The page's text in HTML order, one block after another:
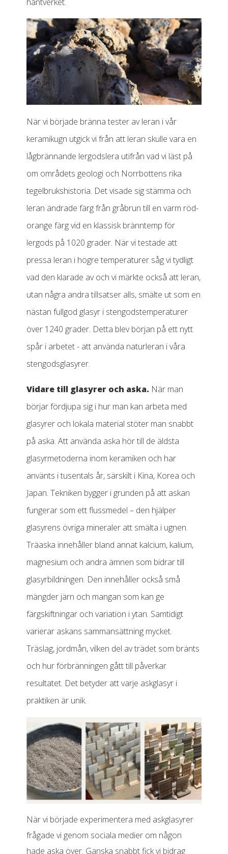
När vi började bränna tester av leran i vår
keramikugn utgick vi från att leran skulle vara en
lågbrännande lergodslera utifrån vad vi läst på
om områdets geologi och Norrbottens rika
tegelbrukshistoria. Det visade sig stämma och
leran ändrade färg från gråbrun till en varm röd-
orange färg vid en klassisk bränntemp för
lergods på 1020 grader. När vi testade att
pressa leran i högre temperaturer såg vi tydligt
vad den klarade av och vi märkte också att leran,
utan några andra tillsatser alls, smälte ut som en
nästan fullgod glasyr i stengodstemperaturer
över 1240 grader. Detta blev början på ett nytt
spår i arbetet - att använda naturleran i våra
stengodsglasyrer.
Vidare till glasyrer och aska. När man
börjar fördjupa sig i hur man kan arbeta med
glasyrer och lokala material stöter man snabbt
på aska. Att använda aska hör till de äldsta
glasyrmetoderna inom keramiken och har
använts i tusentals år, särskilt i Kina, Korea och
Japan. Tekniken bygger i grunden på att askan
fungerar som ett flussmedel – den hjälper
glasyrens övriga mineraler att smälta i ugnen.
Träaska innehåller bland annat kalcium, kalium,
magnesium och andra ämnen som bidrar till
glasyrbildningen. Den innehåller också små
mängder järn och mangan som kan ge
färgskiftningar och variation i ytan. Samtidigt
varierar askans sammansättning mycket.
Träslag, jordmån, vilken del av trädet som bränts
och hur förbränningen gått till påverkar
resultatet. Det betyder att varje askglasyr i
praktiken är unik.
När vi började experimentera med askglasyrer
frågade vi genom sociala medier om någon
hade aska över. Ganska snabbt fick vi bidrag